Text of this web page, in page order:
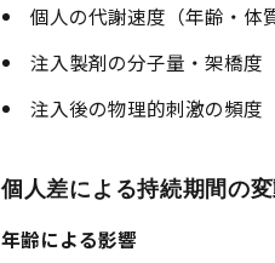
個人の代謝速度（年齢・体
注入製剤の分子量・架橋度
注入後の物理的刺激の頻度
個人差による持続期間の変
年齢による影響